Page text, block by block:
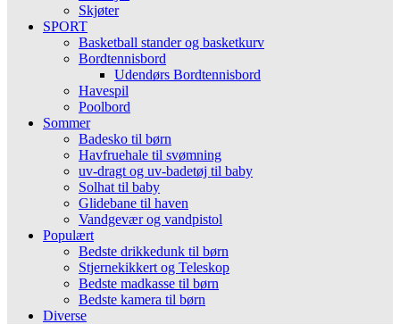
Skjøter
SPORT
Basketball stander og basketkurv
Bordtennisbord
Udendørs Bordtennisbord
Havespil
Poolbord
Sommer
Badesko til børn
Havfruehale til svømning
uv-dragt og uv-badetøj til baby
Solhat til baby
Glidebane til haven
Vandgevær og vandpistol
Populært
Bedste drikkedunk til børn
Stjernekikkert og Teleskop
Bedste madkasse til børn
Bedste kamera til børn
Diverse